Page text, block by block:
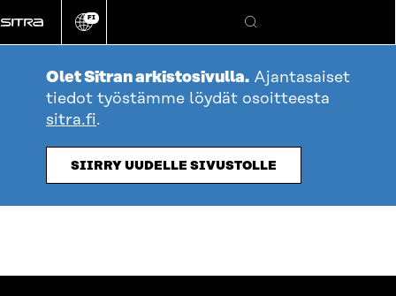
suoraan
sisältöön
Vaihda
kieli
FI
Hae
Olet Sitran arkistosivulla. Ajantasaiset
tiedot työstämme löydät osoitteesta
sitra.fi.
SIIRRY UUDELLE SIVUSTOLLE